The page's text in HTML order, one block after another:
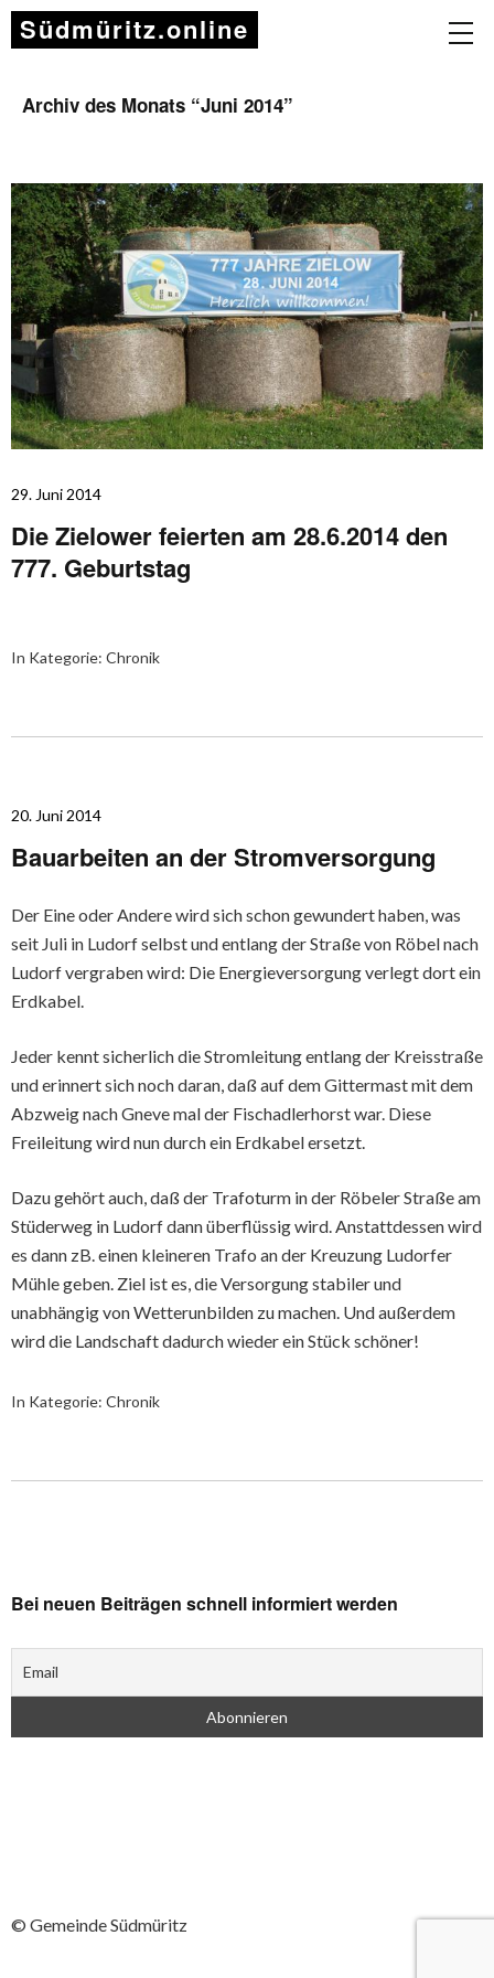
Südmüritz.online
Archiv des Monats “Juni 2014”
29. Juni 2014
Die Zielower feierten am 28.6.2014 den
777. Geburtstag
In Kategorie: Chronik
20. Juni 2014
Bauarbeiten an der Stromversorgung
Der Eine oder Andere wird sich schon gewundert haben, was
seit Juli in Ludorf selbst und entlang der Straße von Röbel nach
Ludorf vergraben wird: Die Energieversorgung verlegt dort ein
Erdkabel.
Jeder kennt sicherlich die Stromleitung entlang der Kreisstraße
und erinnert sich noch daran, daß auf dem Gittermast mit dem
Abzweig nach Gneve mal der Fischadlerhorst war. Diese
Freileitung wird nun durch ein Erdkabel ersetzt.
Dazu gehört auch, daß der Trafoturm in der Röbeler Straße am
Stüderweg in Ludorf dann überflüssig wird. Anstattdessen wird
es dann zB. einen kleineren Trafo an der Kreuzung Ludorfer
Mühle geben. Ziel ist es, die Versorgung stabiler und
unabhängig von Wetterunbilden zu machen. Und außerdem
wird die Landschaft dadurch wieder ein Stück schöner!
In Kategorie: Chronik
Bei neuen Beiträgen schnell informiert werden
© Gemeinde Südmüritz